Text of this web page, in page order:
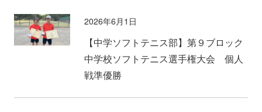
2026年6月1日
【中学ソフトテニス部】第９ブロック
中学校ソフトテニス選手権大会 個人
戦準優勝